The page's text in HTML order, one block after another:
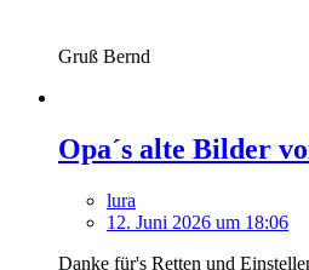
Gruß Bernd
Opa´s alte Bilder
lura
12. Juni 2026 um 18:06
Danke für's Retten und